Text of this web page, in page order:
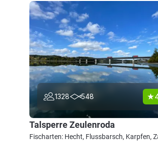
1328 548
Talsperre Zeulenroda
Fischarten: Hecht, Flussbarsch, Karpfen,